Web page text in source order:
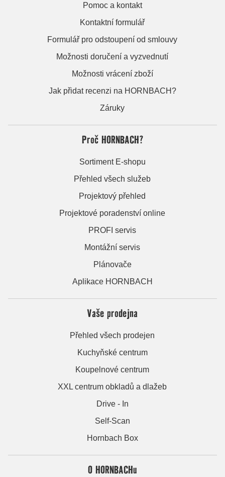
Pomoc a kontakt
Kontaktní formulář
Formulář pro odstoupení od smlouvy
Možnosti doručení a vyzvednutí
Možnosti vrácení zboží
Jak přidat recenzi na HORNBACH?
Záruky
Proč HORNBACH?
Sortiment E-shopu
Přehled všech služeb
Projektový přehled
Projektové poradenství online
PROFI servis
Montážní servis
Plánovače
Aplikace HORNBACH
Vaše prodejna
Přehled všech prodejen
Kuchyňské centrum
Koupelnové centrum
XXL centrum obkladů a dlažeb
Drive - In
Self-Scan
Hornbach Box
O HORNBACHu